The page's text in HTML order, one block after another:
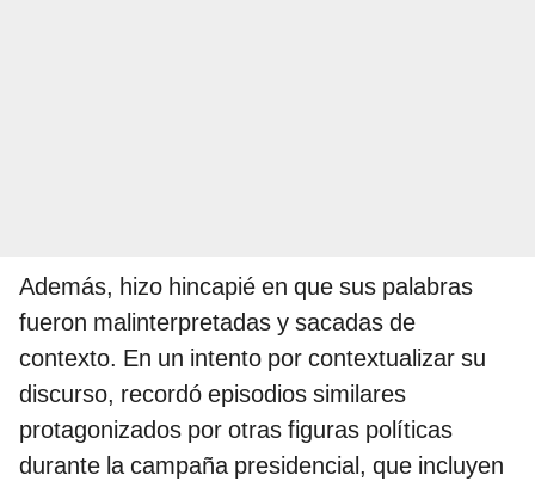
Además, hizo hincapié en que sus palabras
fueron malinterpretadas y sacadas de
contexto. En un intento por contextualizar su
discurso, recordó episodios similares
protagonizados por otras figuras políticas
durante la campaña presidencial, que incluyen